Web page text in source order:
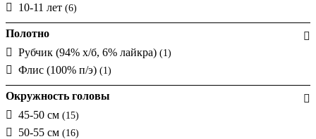
10-11 лет (6)
Полотно
Рубчик (94% х/б, 6% лайкра) (1)
Флис (100% п/э) (1)
Окружность головы
45-50 см (15)
50-55 см (16)